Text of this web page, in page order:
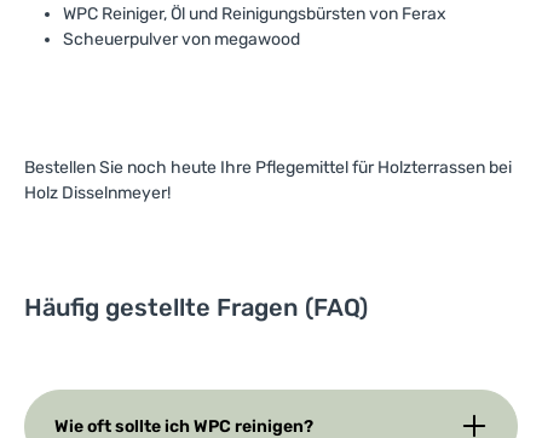
WPC Reiniger, Öl und Reinigungsbürsten von Ferax
Scheuerpulver von megawood
Bestellen Sie noch heute Ihre Pflegemittel für Holzterrassen bei
Holz Disselnmeyer!
Häufig gestellte Fragen (FAQ)
Wie oft sollte ich WPC reinigen?